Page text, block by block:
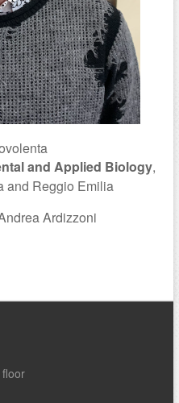
and Applied Biology,
and Reggio Emilia
Ardizzoni